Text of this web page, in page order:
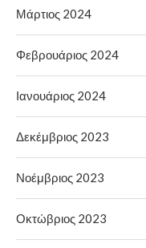
Μάρτιος 2024
Φεβρουάριος 2024
Ιανουάριος 2024
Δεκέμβριος 2023
Νοέμβριος 2023
Οκτώβριος 2023